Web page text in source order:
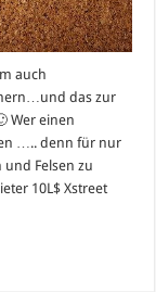
auch
das zur
Wer einen
….. denn für nur
und Felsen zu
10L$ Xstreet